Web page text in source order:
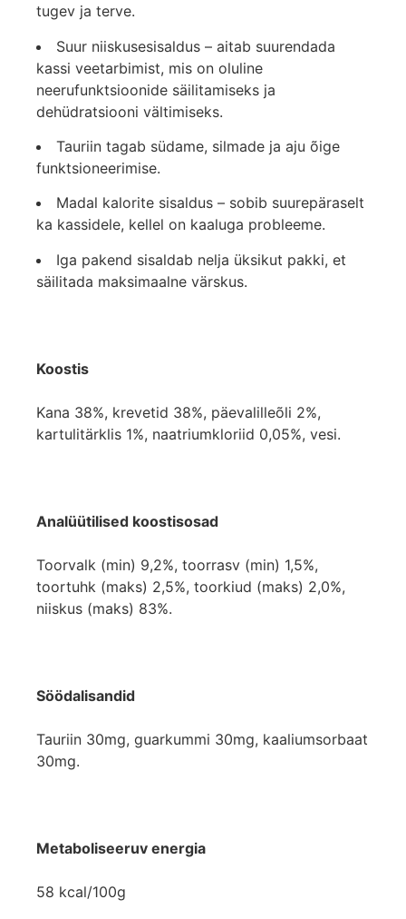
tugev ja terve.
Suur niiskusesisaldus – aitab suurendada
kassi veetarbimist, mis on oluline
neerufunktsioonide säilitamiseks ja
dehüdratsiooni vältimiseks.
Tauriin tagab südame, silmade ja aju õige
funktsioneerimise.
Madal kalorite sisaldus – sobib suurepäraselt
ka kassidele, kellel on kaaluga probleeme.
Iga pakend sisaldab nelja üksikut pakki, et
säilitada maksimaalne värskus.
Koostis
Kana 38%, krevetid 38%, päevalilleõli 2%,
kartulitärklis 1%, naatriumkloriid 0,05%, vesi.
Analüütilised koostisosad
Toorvalk (min) 9,2%, toorrasv (min) 1,5%,
toortuhk (maks) 2,5%, toorkiud (maks) 2,0%,
niiskus (maks) 83%.
Söödalisandid
Tauriin 30mg, guarkummi 30mg, kaaliumsorbaat
30mg.
Metaboliseeruv energia
58 kcal/100g